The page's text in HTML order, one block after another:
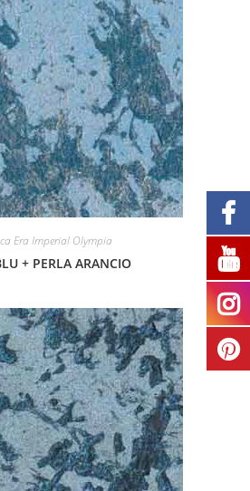
Era Imperial Olympia
+ PERLA ARANCIO